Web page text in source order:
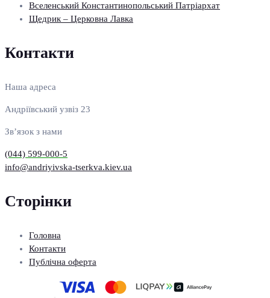
Вселенський Константинопольський Патріархат
Щедрик – Церковна Лавка
Контакти
Наша адреса
Андріївський узвіз 23
Зв’язок з нами
(044) 599-000-5
info@andriyivska-tserkva.kiev.ua
Сторінки
Головна
Контакти
Публічна оферта